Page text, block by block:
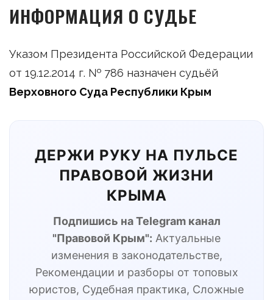
ИНФОРМАЦИЯ О СУДЬЕ
Указом Президента Российской Федерации
от 19.12.2014 г. № 786 назначен судьёй
Верховного Суда Республики Крым
ДЕРЖИ РУКУ НА ПУЛЬСЕ
ПРАВОВОЙ ЖИЗНИ
КРЫМА
Подпишись на Telegram канал
"Правовой Крым": Актуальные
изменения в законодательстве,
Рекомендации и разборы от топовых
юристов, Судебная практика, Сложные